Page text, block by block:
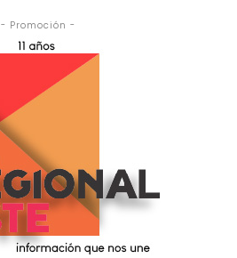
- Promoción -